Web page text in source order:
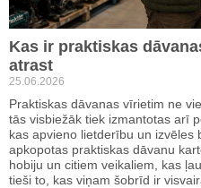
Kas ir praktiskas
atrast
25.06.2026
Praktiskas dāvanas vīrietim ne
tās visbiežāk tiek izmantotas arī
kas apvieno lietderību un izvēles
apkopotas praktiskas dāvanu
hobiju un citiem veikaliem, kas
tieši to, kas viņam šobrīd ir